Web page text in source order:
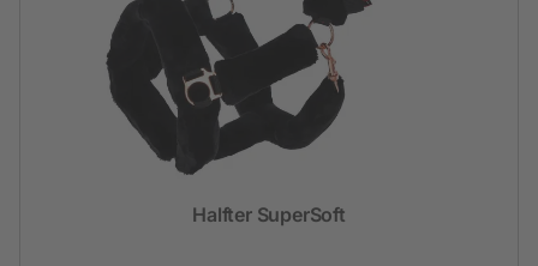
Halfter SuperSoft